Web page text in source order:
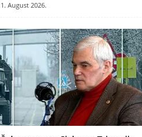
1. August 2026.